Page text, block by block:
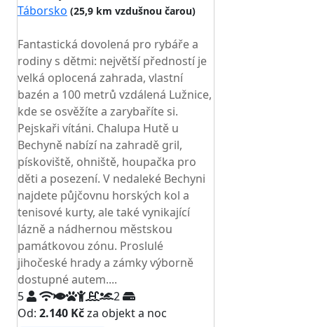
Táborsko (25,9 km vzdušnou čarou)
Fantastická dovolená pro rybáře a
rodiny s dětmi: největší předností je
velká oplocená zahrada, vlastní
bazén a 100 metrů vzdálená Lužnice,
kde se osvěžíte a zarybaříte si.
Pejskaři vítáni. Chalupa Hutě u
Bechyně nabízí na zahradě gril,
pískoviště, ohniště, houpačka pro
děti a posezení. V nedaleké Bechyni
najdete půjčovnu horských kol a
tenisové kurty, ale také vynikající
lázně a nádhernou městskou
památkovou zónu. Proslulé
jihočeské hrady a zámky výborně
dostupné autem....
5
2
Od: 2.140 Kčza objekt a noc